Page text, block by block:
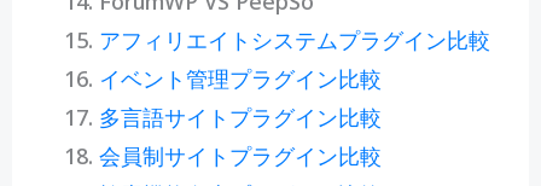
アフィリエイトシステムプラグイン比較
イベント管理プラグイン比較
多言語サイトプラグイン比較
会員制サイトプラグイン比較